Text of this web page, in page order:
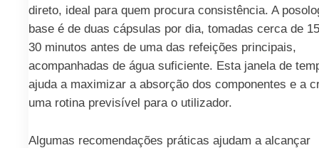
direto, ideal para quem procura consistência. A
base é de duas cápsulas por dia, tomadas cerca de
30 minutos antes de uma das refeições principais,
acompanhadas de água suficiente. Esta janela de
ajuda a maximizar a absorção dos componentes e a
uma rotina previsível para o utilizador.
Algumas recomendações práticas ajudam a alcançar